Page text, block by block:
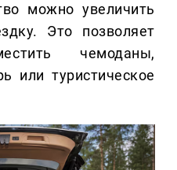
можно увеличить
Это позволяет
чемоданы,
или туристическое